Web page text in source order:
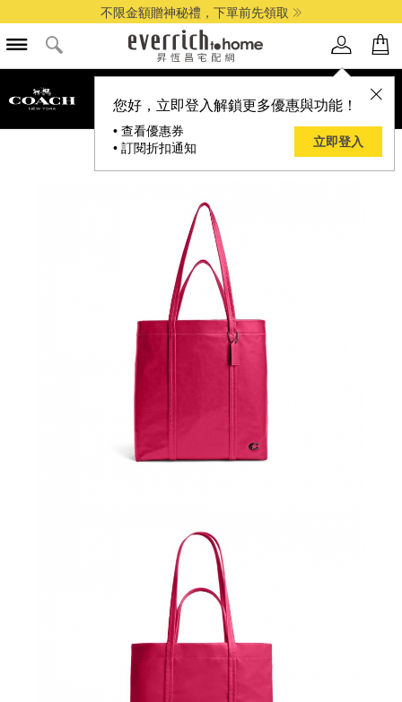
不限金額贈神秘禮，下單前先領取
您好，立即登入解鎖更多優惠與功能！
• 查看優惠券
• 訂閱折扣通知
立即登入
品牌選單